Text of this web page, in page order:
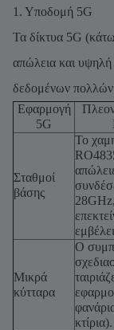
1. Υποδομή 5G
Τα δίκτυα 5G
απώλεια και υψηλή
δεδομένων πολλών
Εφαρμογή
5G
Σταθμοί
βάσης
Το
28GHz,
Μικρά
κύτταρα
Ο
κτίρια).